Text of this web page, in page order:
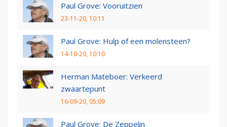
Paul Grove: Vooruitzien
23-11-20, 10:11
Paul Grove: Hulp of een molensteen?
14-10-20, 10:10
Herman Mateboer: Verkeerd
zwaartepunt
16-09-20, 05:09
Paul Grove: De Zeppelin